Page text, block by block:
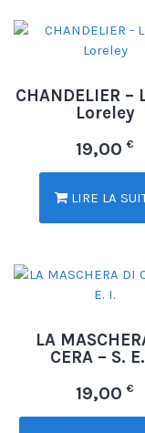
CHANDELIER –
Loreley
19,00€
LIRE LA
LA
CERA – S.
19,00€